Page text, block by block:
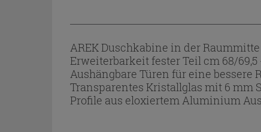
AREK Duschkabine in der
Erweiterbarkeit fester Teil cm 68/69,5
Aushängbare Türen für eine bessere
Transparentes Kristallglas mit 6 mm
Profile aus eloxiertem Aluminium